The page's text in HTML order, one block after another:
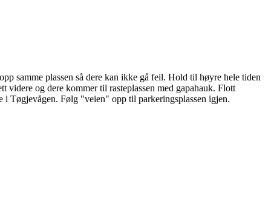
samme plassen så dere kan ikke gå feil. Hold til høyre hele tiden
videre og dere kommer til rasteplassen med gapahauk. Flott
i Tøgjevågen. Følg "veien" opp til parkeringsplassen igjen.